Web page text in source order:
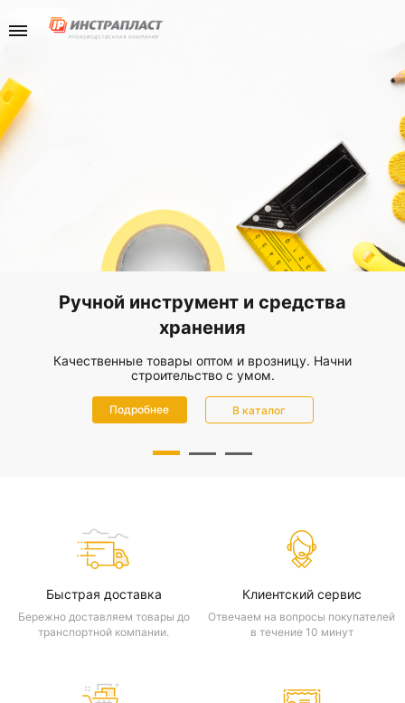
Ручной инструмент и средства
хранения
Качественные товары оптом и врозницу. Начни
строительство с умом.
Подробнее В каталог
Быстрая доставка
Бережно доставляем товары до
транспортной компании.
Клиентский сервис
Отвечаем на вопросы покупателей
в течение 10 минут
Перейти в
Хранение
Перейти в
Новости
+7(985)
Отдел продаж